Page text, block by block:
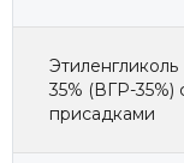
Этиленгликоль
35% (ВГР-35%)
присадками